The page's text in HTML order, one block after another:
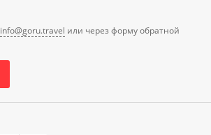
info@goru.travel или через форму обратной